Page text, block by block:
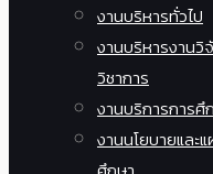
งานบริหารทั่วไป
งานบริหารงานวิ
วิชาการ
งานบริการการศึ
งานนโยบายและ